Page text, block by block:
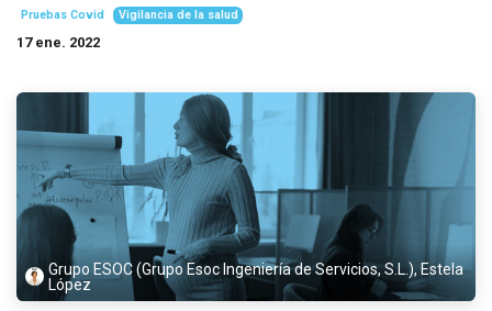
Pruebas Covid
Vigilancia de la salud
17 ene. 2022
Grupo ESOC (Grupo Esoc Ingeniería de Servicios, S.L.), Estela
López